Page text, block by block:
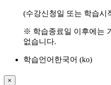
(수강신청일 또는 학습시
※ 학습종료일 이후에는
없습니다.
학습언어 한국어 ‎(ko)‎
×